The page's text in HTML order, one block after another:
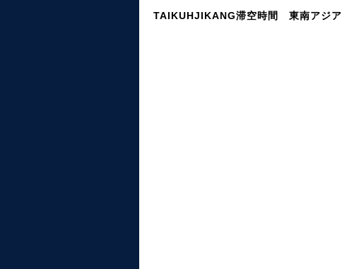
TAIKUHJIKANG滞空時間 東南アジ